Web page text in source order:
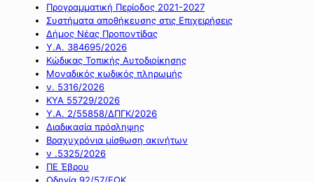
Προγραμματική Περίοδος 2021-2027
Συστήματα αποθήκευσης στις Επιχειρήσεις
Δήμος Νέας Προποντίδας
Υ.Α. 384695/2026
Κώδικας Τοπικής Αυτοδιοίκησης
Μοναδικός κωδικός πληρωμής
ν. 5316/2026
ΚΥΑ 55729/2026
Υ.Α. 2/55858/ΔΠΓΚ/2026
Διαδικασία πρόσληψης
Βραχυχρόνια μίσθωση ακινήτων
ν .5325/2026
ΠΕ Έβρου